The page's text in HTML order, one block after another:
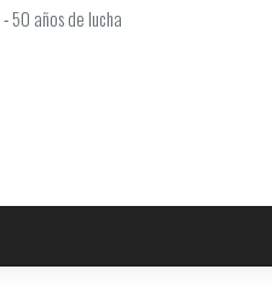
-50 años de lucha